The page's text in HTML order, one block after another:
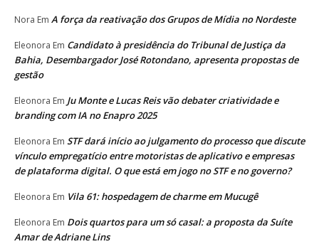
Nora Em A força da reativação dos Grupos de Mídia no Nordeste
Eleonora Em Candidato à presidência do Tribunal de Justiça da
Bahia, Desembargador José Rotondano, apresenta propostas de
gestão
Eleonora Em Ju Monte e Lucas Reis vão debater criatividade e
branding com IA no Enapro 2025
Eleonora Em STF dará início ao julgamento do processo que discute
vínculo empregatício entre motoristas de aplicativo e empresas
de plataforma digital. O que está em jogo no STF e no governo?
Eleonora Em Vila 61: hospedagem de charme em Mucugê
Eleonora Em Dois quartos para um só casal: a proposta da Suíte
Amar de Adriane Lins